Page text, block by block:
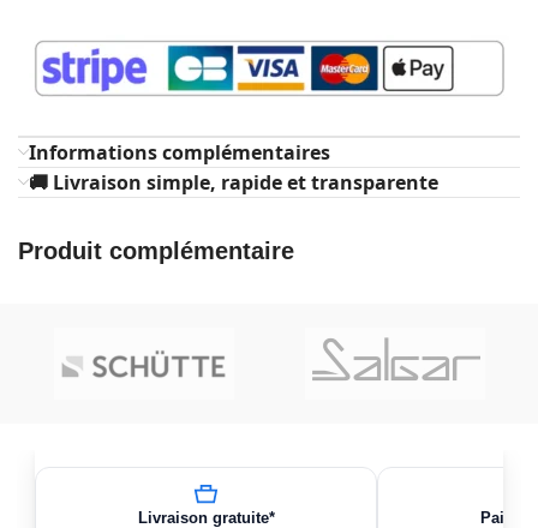
Informations complémentaires
🚚 Livraison simple, rapide et transparente
Produit complémentaire
Livraison gratuite*